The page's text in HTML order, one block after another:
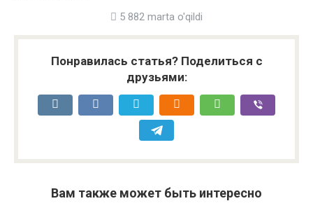
5 882 marta o'qildi
Понравилась статья? Поделиться с
друзьями:
Вам также может быть интересно